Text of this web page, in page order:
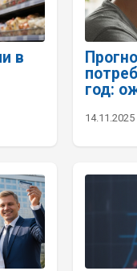
в
год:
14.11.2025